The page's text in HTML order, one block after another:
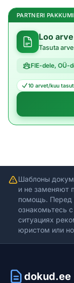
PARTNERI
Loo
Tasuta
FIE-dele, OÜ-
10 arvet/kuu
Шаблоны
и не заменяют
помощь. Перед
ознакомьтесь
ситуациях
юристом или
dokud.ee